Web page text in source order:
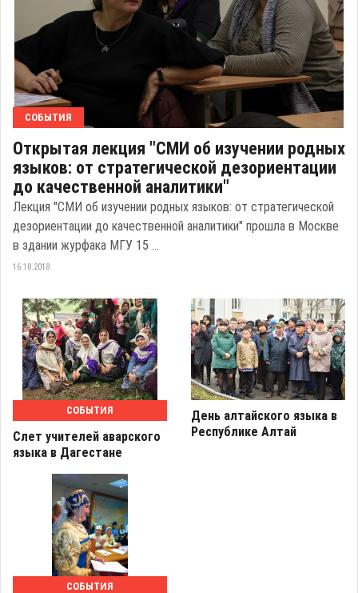
СОБЫТИЯ
Открытая лекция "СМИ об изучении родных
языков: от стратегической дезориентации
до качественной аналитики"
Лекция "СМИ об изучении родных языков: от стратегической
дезориентации до качественной аналитики" прошла в Москве
в здании журфака МГУ 15 ...
16.10.2018
СОБЫТИЯ
Слет учителей аварского
языка в Дагестане
День алтайского языка в
Республике Алтай
СОБЫТИЯ